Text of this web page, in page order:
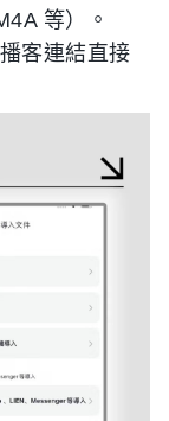
等）。
客連結直接